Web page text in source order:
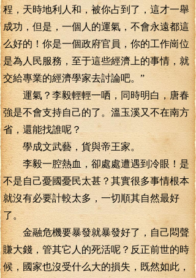
程，天時地利人和，被你占到了，這才一舉
成功，但是，一個人的運氣，不會永遠都這
么好的！你是一個政府官員，你的工作崗位
是為人民服務，至于這些經濟上的事情，就
交給專業的經濟學家去討論吧。”
運氣？李毅輕輕一哂，同時明白，唐春
強是不會支持自己的了。溫玉溪又不在南方
省，還能找誰呢？
學成文武藝，貨與帝王家。
李毅一腔熱血，卻處處遭遇到冷眼！是
不是自己憂國憂民太甚？其實很多事情根本
就沒有必要計較太多，一切順其自然最好
了。
金融危機要暴發就暴發好了，自己悶聲
賺大錢，管其它人的死活呢？反正前世的時
候，國家也沒受什么大的損失，既然如此，